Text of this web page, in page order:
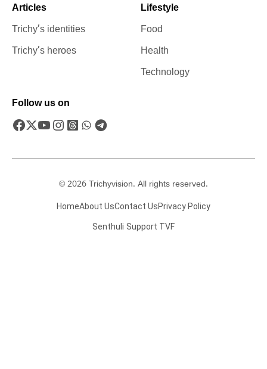
Articles
Trichy’s identities
Trichy’s heroes
Lifestyle
Food
Health
Technology
Follow us on
© 2026 Trichyvision. All rights reserved.
HomeAbout UsContact UsPrivacy Policy
Senthuli Support TVF